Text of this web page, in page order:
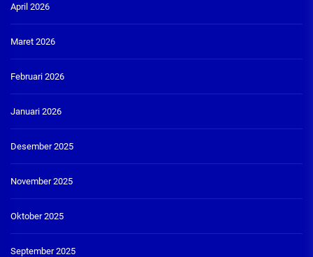
April 2026
Maret 2026
Februari 2026
Januari 2026
Desember 2025
November 2025
Oktober 2025
September 2025